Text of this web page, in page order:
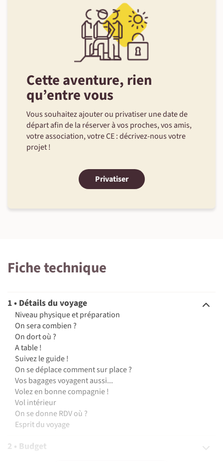
Cette aventure, rien
qu’entre vous
Vous souhaitez ajouter ou privatiser une date de
départ afin de la réserver à vos proches, vos amis,
votre association, votre CE : décrivez-nous votre
projet !
Privatiser
Fiche technique
1 • Détails du voyage
Niveau physique et préparation
On sera combien ?
On dort où ?
A table !
Suivez le guide !
On se déplace comment sur place ?
Vos bagages voyagent aussi...
Volez en bonne compagnie !
Vol intérieur
On se donne RDV où ?
Esprit du voyage
2 • Budget